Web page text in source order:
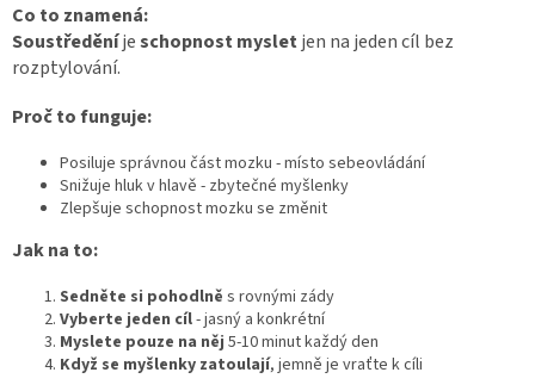
Co to znamená:
Soustředěníjeschopnost mysletjen na jeden cíl bez
rozptylování.
Proč to funguje:
Posiluje správnou část mozku - místo sebeovládání
Snižuje hluk v hlavě - zbytečné myšlenky
Zlepšuje schopnost mozku se změnit
Jak na to:
Sedněte si pohodlně s rovnými zády
Vyberte jeden cíl- jasný a konkrétní
Myslete pouze na něj 5-10 minut každý den
Když se myšlenky zatoulají, jemně je vraťte k cíli